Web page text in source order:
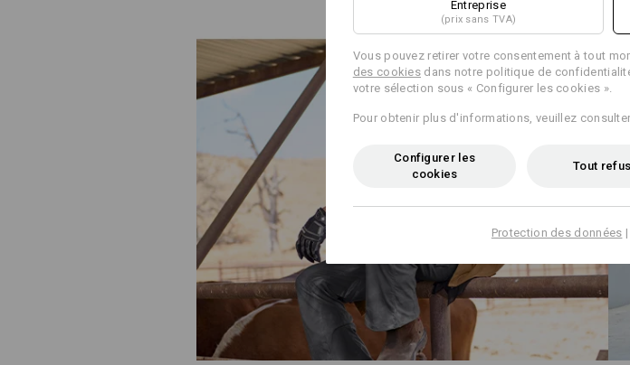
Entreprise
(prix sans TVA)
Vous pouvez retirer votre consentement à tout
des cookies dans notre politique de
votre sélection sous « Configurer les cookies ».
Pour obtenir plus d'informations, veuillez consulter
Configurer les
cookies
Tout
Protection des données |